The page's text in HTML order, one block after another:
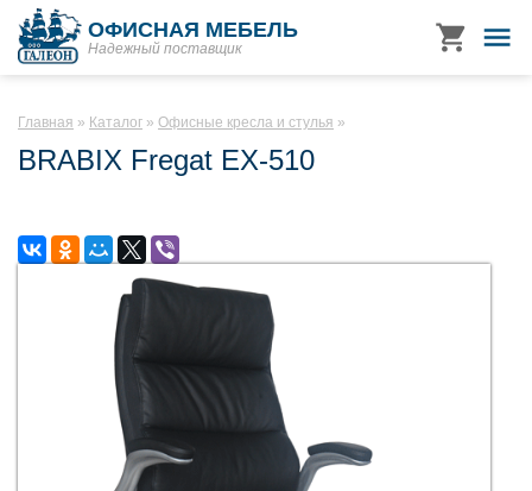
ОФИСНАЯ МЕБЕЛЬ
Надежный поставщик
Главная Каталог Офисные кресла и стулья
BRABIX Fregat EX-510